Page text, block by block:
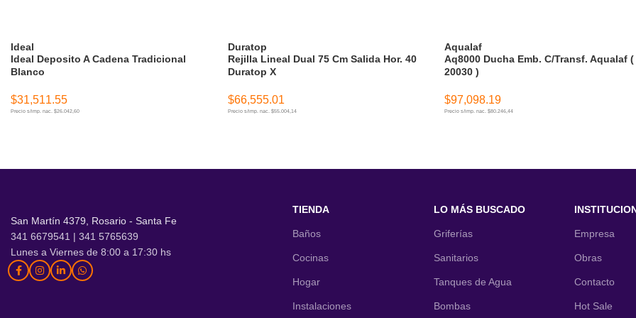
Ideal Deposito A Cadena Tradicional
Blanco
Ideal
$31,511.55
Precio s/imp. nac. $26.042,60
Rejilla Lineal Dual 75 Cm Salida Hor. 40
Duratop X
Duratop
$66,555.01
Precio s/imp. nac. $55.004,14
Aq8000 Ducha Emb. C/Transf. Aqualaf (
20030 )
Aqualaf
$97,098.19
Precio s/imp. nac. $80.246,44
San Martín 4379, Rosario - Santa Fe
341 6679541 | 341 5765639
Lunes a Viernes de 8:00 a 17:30 hs
TIENDA
Baños
Cocinas
Hogar
Instalaciones
LO MÁS BUSCADO
Griferías
Sanitarios
Tanques de Agua
Bombas
Empresa
Obras
Contacto
Hot Sale